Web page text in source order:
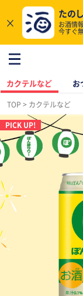
×
たの
お酒情
今すぐ
カクテルなど お
TOP カクテルなど